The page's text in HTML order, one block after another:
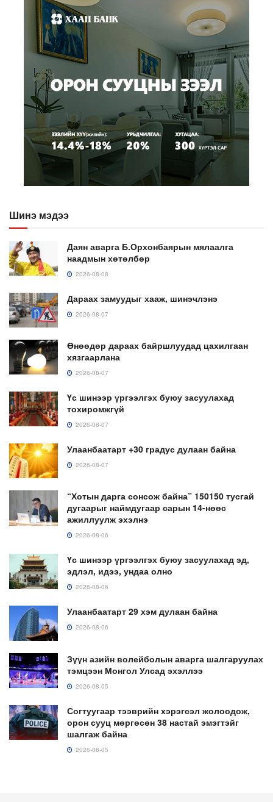
Шинэ мэдээ
Даян аварга Б.Орхонбаярын мялаалга
наадмын хөтөлбөр
2026-08-08
Дараах замуудыг хааж, шинэчлэнэ
2026-08-07
Өнөөдөр дараах байршлуудад цахилгаан
хязгаарлана
2026-08-07
Үс шинээр үргээлгэх буюу засуулахад
тохиромжгүй
2026-08-07
Улаанбаатарт +30 градус дулаан байна
2026-08-07
“Хотын дарга сонсож байна” 150150 тусгай
дугаарыг наймдугаар сарын 14-нөөс
ажиллуулж эхэлнэ
2026-08-06
Үс шинээр үргээлгэх буюу засуулахад эд,
эдлэл, идээ, ундаа олно
2026-08-06
Улаанбаатарт 29 хэм дулаан байна
2026-08-06
Зүүн азийн волейболын аварга шалгаруулах
тэмцээн Монгол Улсад эхэллээ
2026-08-05
Согтуугаар тээврийн хэрэгсэл жолоодож,
орон сууц мөргөсөн 38 настай эмэгтэйг
шалгаж байна
2026-08-05